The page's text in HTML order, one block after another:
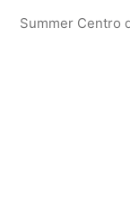
Summer Centro